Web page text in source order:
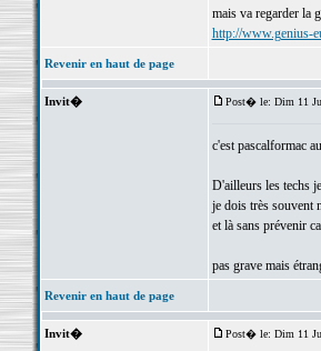
mais va regarder la
http://www.genius-
Revenir en haut de page
Invit� Post� le: Dim 11
c'est pascalformac
D'ailleurs les techs
je dois très souvent
et là sans prévenir
pas grave mais
Revenir en haut de page
Invit� Post� le: Dim 11